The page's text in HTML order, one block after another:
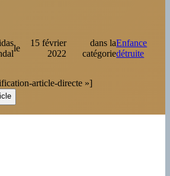
le
15 février
2022
dans la
catégorie
Enfance
détruite
article-directe »]